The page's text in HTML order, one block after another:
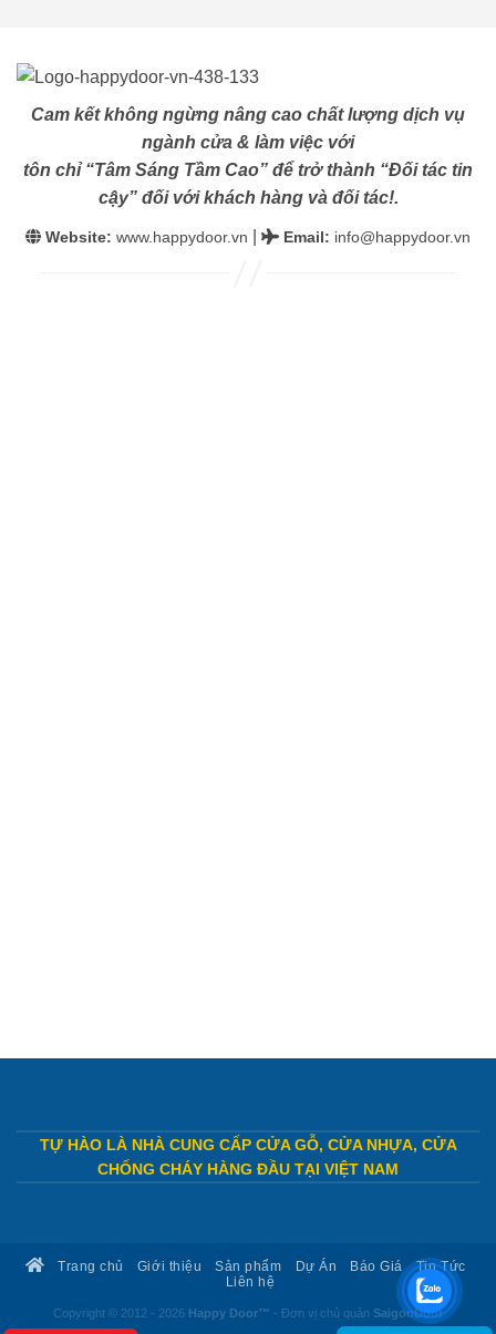
Cam kết không ngừng nâng cao chất lượng dịch vụ
ngành cửa & làm việc với
tôn chỉ “Tâm Sáng Tầm Cao” để trở thành “Đối tác tin
cậy” đối với khách hàng và đối tác!.
Website: www.happydoor.vn Email: info@happydoor.vn
TỰ HÀO LÀ NHÀ CUNG CẤP CỬA GỖ, CỬA NHỰA, CỬA
CHỐNG CHÁY HÀNG ĐẦU TẠI VIỆT NAM
Trang chủ Giới thiệu Sản phẩm Dự Án Báo Giá
Tin Tức
Liên hệ
Copyright © 2012 - 2026 Happy Door™ - Đơn vị chủ quản SaigonDoor